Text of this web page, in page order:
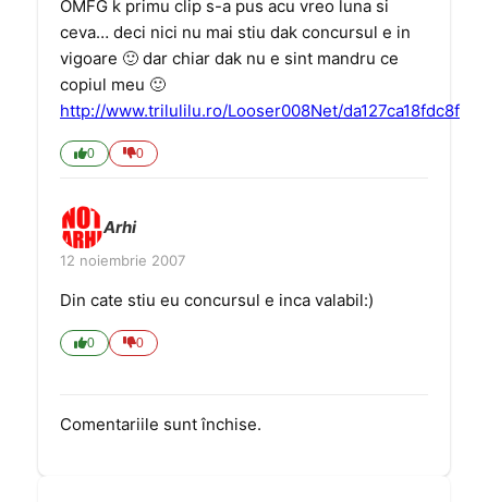
OMFG k primu clip s-a pus acu vreo luna si
ceva… deci nici nu mai stiu dak concursul e in
vigoare 🙂 dar chiar dak nu e sint mandru ce
copiul meu 🙂
http://www.trilulilu.ro/Looser008Net/da127ca18fdc8f
0 0
Arhi
12 noiembrie 2007
Din cate stiu eu concursul e inca valabil:)
0 0
Comentariile sunt închise.